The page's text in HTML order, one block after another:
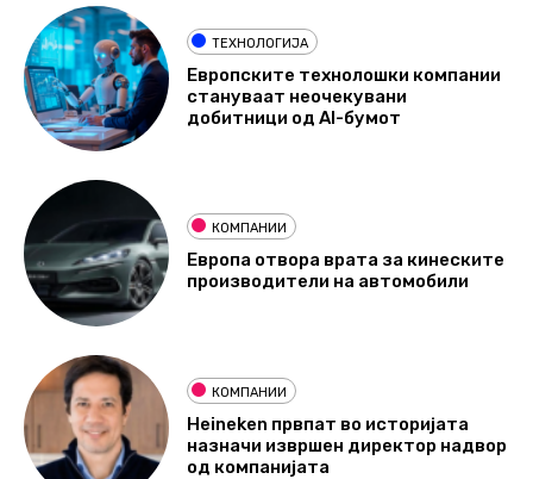
ТЕХНОЛОГИЈА
Европските технолошки компании
стануваат неочекувани
добитници од AI-бумот
КОМПАНИИ
Европа отвора врата за кинеските
производители на автомобили
КОМПАНИИ
Heineken првпат во историјата
назначи извршен директор надвор
од компанијата